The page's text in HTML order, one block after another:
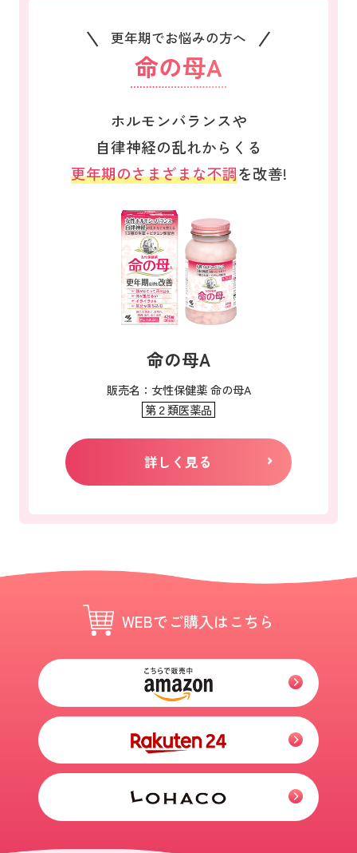
更年期でお悩みの方へ
命の母A
ホルモンバランスや
自律神経の乱れからくる
更年期のさまざまな不調を改善!
命の母A
販売名：女性保健薬 命の母A
第２類医薬品
詳しく見る
WEBでご購入はこちら